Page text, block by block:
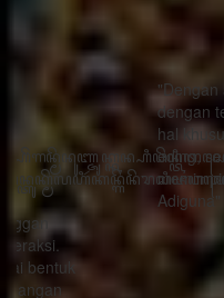
"Dengan adanya
dengan tema Gerbang
hal khusus cara
eding, seorang
memimpin harus
Adiguna"